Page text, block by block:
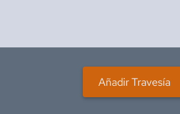
Añadir Travesía